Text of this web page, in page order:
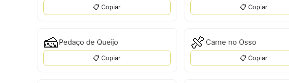
📋 Copiar 📋 Copiar
🧀Pedaço de Queijo
📋 Copiar
🍖 Carne no Osso
📋 Copiar